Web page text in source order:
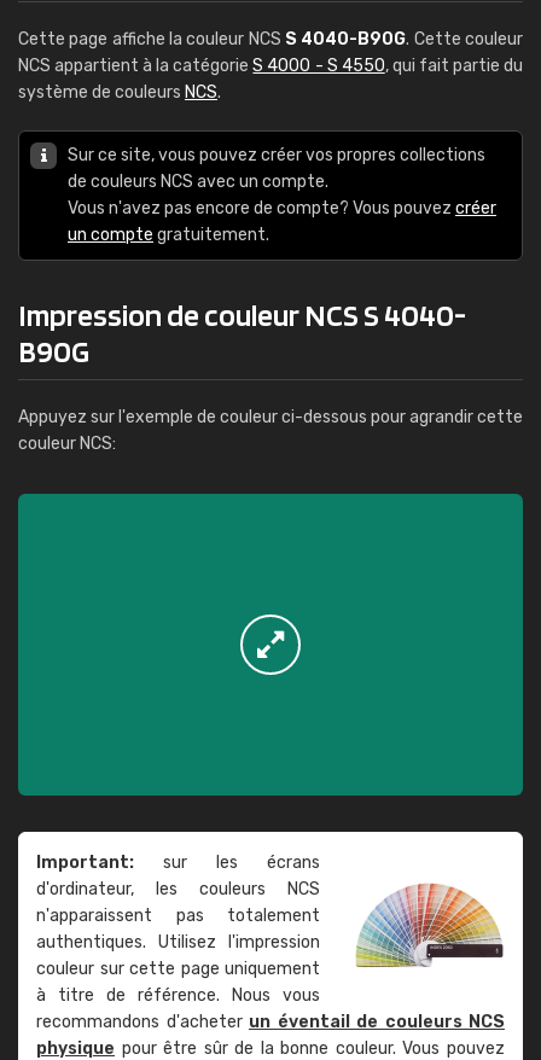
Cette page affiche la couleur NCS S 4040-B90G. Cette couleur
NCS appartient à la catégorieS 4000 - S 4550, qui fait partie du
système de couleurs NCS.
Sur ce site, vous pouvez créer vos propres collections
de couleurs NCS avec un compte.
Vous n'avez pas encore de compte? Vous pouvez créer
un compte gratuitement.
Impression de couleur NCS S 4040-
B90G
Appuyez sur l'exemple de couleur ci-dessous pour agrandir cette
couleur NCS:
Important: sur les écrans
d'ordinateur, les couleurs NCS
n'apparaissent pas totalement
authentiques. Utilisez l'impression
couleur sur cette page uniquement
à titre de référence. Nous vous
recommandons d'acheter un éventail de couleurs NCS
physique pour être sûr de la bonne couleur. Vous pouvez